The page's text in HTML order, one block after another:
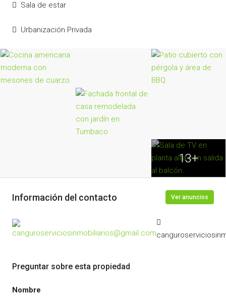
Sala de estar
Urbanización Privada
13+
Información del contacto Ver anuncios
Preguntar sobre esta propiedad
Nombre